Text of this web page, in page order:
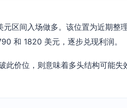
区间入场做多。该位置为近期整
和 1820 美元，逐步兑现利润。
此价位，则意味着多头结构可能失